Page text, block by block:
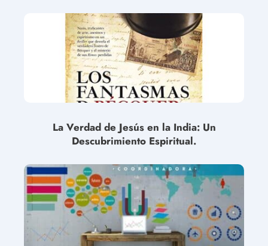
La Verdad de Jesús en la India: Un
Descubrimiento Espiritual.